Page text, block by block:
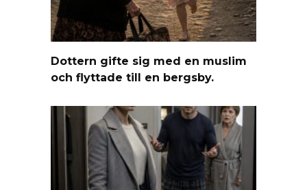
Dottern gifte sig med en muslim
och flyttade till en bergsby.